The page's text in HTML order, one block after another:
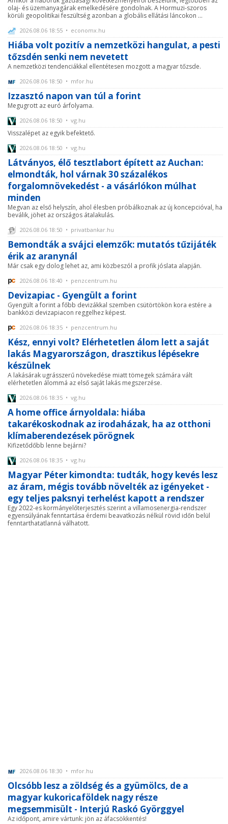
olaj- és üzemanyagárak emelkedésére gondolnak. A Hormuzi-szoros
körüli geopolitikai feszültség azonban a globális ellátási láncokon ...
2026.08.06 18:55 • economx.hu
Hiába volt pozitív a nemzetközi hangulat, a pesti
tőzsdén senki nem nevetett
A nemzetközi tendenciákkal ellentétesen mozgott a magyar tőzsde.
2026.08.06 18:50 • mfor.hu
Izzasztó napon van túl a forint
Megugrott az euró árfolyama.
2026.08.06 18:50 • vg.hu
Visszalépet az egyik befektető.
2026.08.06 18:50 • vg.hu
Látványos, élő tesztlabort épített az Auchan:
elmondták, hol várnak 30 százalékos
forgalomnövekedést - a vásárlókon múlhat
minden
Megvan az első helyszín, ahol élesben próbálkoznak az új koncepcióval, ha
beválik, jöhet az országos átalakulás.
2026.08.06 18:50 • privatbankar.hu
Bemondták a svájci elemzők: mutatós tűzijáték
érik az aranynál
Már csak egy dolog lehet az, ami közbeszól a profik jóslata alapján.
2026.08.06 18:40 • penzcentrum.hu
Devizapiac - Gyengült a forint
Gyengült a forint a főbb devizákkal szemben csütörtökön kora estére a
bankközi devizapiacon reggelhez képest.
2026.08.06 18:35 • penzcentrum.hu
Kész, ennyi volt? Elérhetetlen álom lett a saját
lakás Magyarországon, drasztikus lépésekre
készülnek
A lakásárak ugrásszerű növekedése miatt tömegek számára vált
elérhetetlen álommá az első saját lakás megszerzése.
2026.08.06 18:35 • vg.hu
A home office árnyoldala: hiába
takarékoskodnak az irodaházak, ha az otthoni
klímaberendezések pörögnek
Kifizetődőbb lenne bejárni?
2026.08.06 18:35 • vg.hu
Magyar Péter kimondta: tudták, hogy kevés lesz
az áram, mégis tovább növelték az igényeket -
egy teljes paksnyi terhelést kapott a rendszer
Egy 2022-es kormányelőterjesztés szerint a villamosenergia-rendszer
egyensúlyának fenntartása érdemi beavatkozás nélkül rövid időn belül
fenntarthatatlanná válhatott.
2026.08.06 18:30 • mfor.hu
Olcsóbb lesz a zöldség és a gyümölcs, de a
magyar kukoricaföldek nagy része
megsemmisült - Interjú Raskó Györggyel
Az időpont, amire vártunk: jön az áfacsökkentés!